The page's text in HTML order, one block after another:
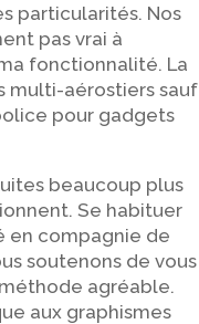
particularités. Nos
pas vrai à
fonctionnalité. La
multi-aérostiers sauf
pour gadgets
beaucoup plus
Se habituer
en compagnie de
soutenons de vous
agréable.
aux graphismes